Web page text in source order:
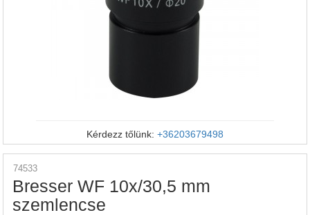
Kérdezz tőlünk: +36203679498
74533
Bresser WF 10x/30,5 mm
szemlencse